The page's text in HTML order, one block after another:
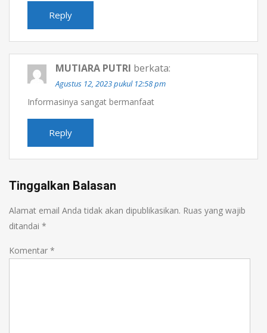
Reply
MUTIARA PUTRI berkata:
Agustus 12, 2023 pukul 12:58 pm
Informasinya sangat bermanfaat
Reply
Tinggalkan Balasan
Alamat email Anda tidak akan dipublikasikan. Ruas yang wajib
ditandai *
Komentar *